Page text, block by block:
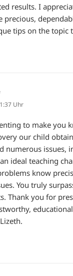
results. I
precious,
tips on the topic
Uhr
to make you
our child
numerous issues,
ideal teaching
know
You truly
Thank you for